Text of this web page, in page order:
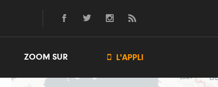
ZOOM SUR  L'APPLI